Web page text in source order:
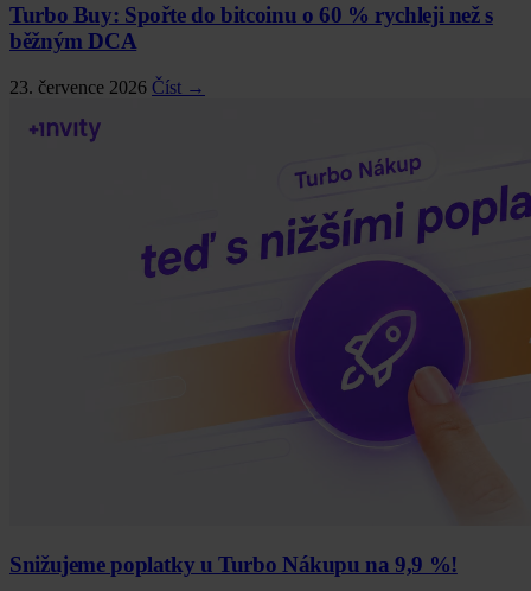
Turbo Buy: Spořte do bitcoinu o 60 % rychleji než s
běžným DCA
23. července 2026 Číst →
Snižujeme poplatky u Turbo Nákupu na 9,9 %!